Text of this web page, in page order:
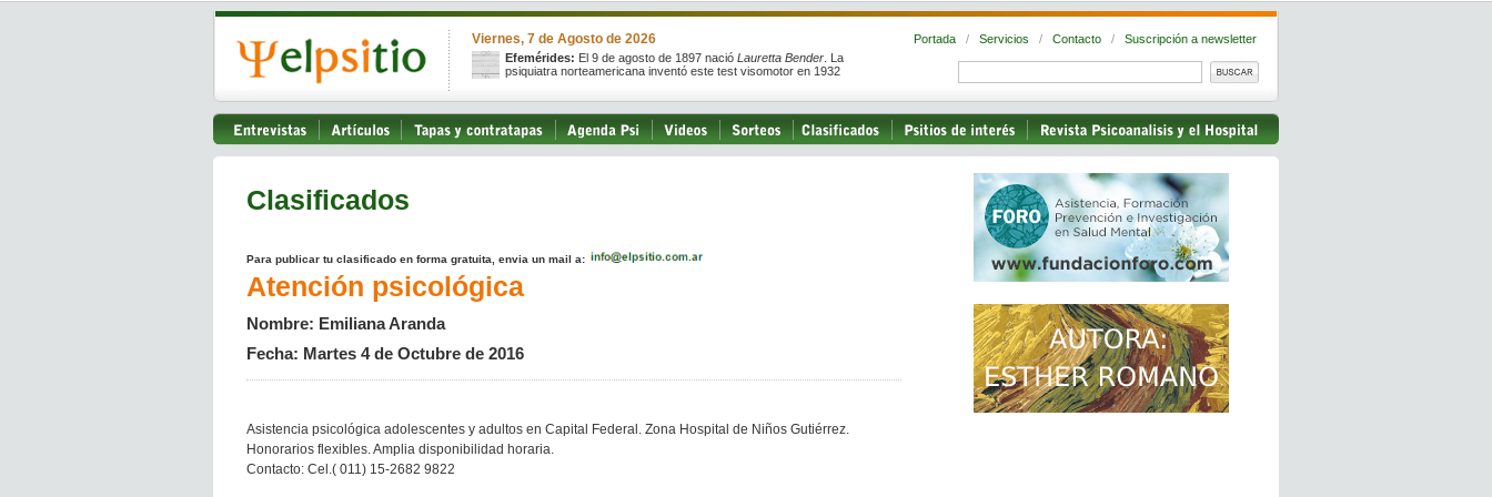
Viernes, 7 de Agosto de 2026
Efemérides: El 9 de agosto de 1897 nació Lauretta Bender . La
psiquiatra norteamericana inventó este test visomotor en 1932
Portada / Servicios / Contacto / Suscripción a newsletter
Clasificados
Para publicar tu clasificado en forma gratuita, envia un mail a:
Atención psicológica
Nombre: Emiliana Aranda
Fecha: Martes 4 de Octubre de 2016
Asistencia psicológica adolescentes y adultos en Capital Federal. Zona Hospital de Niños Gutiérrez.
Honorarios flexibles. Amplia disponibilidad horaria.
Contacto: Cel.( 011) 15-2682 9822